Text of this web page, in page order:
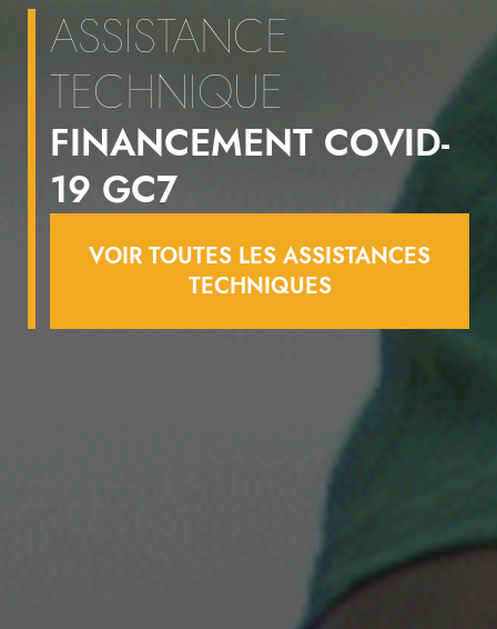
ASSISTANCE
TECHNIQUE
FINANCEMENT COVID-
19 GC7
VOIR TOUTES LES ASSISTANCES
TECHNIQUES